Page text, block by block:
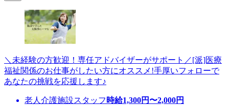
＼未経験の方歓迎！専任アドバイザーがサポート／[派]医療
福祉関係のお仕事がしたい方にオススメ!手厚いフォローで
あなたの挑戦を応援します♪
老人介護施設スタッフ 時給1,300円〜2,000円